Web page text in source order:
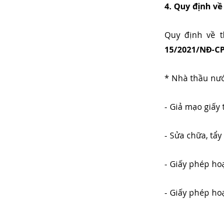
4. Quy định
Quy định về
15/2021/NĐ-CP
* Nhà thầu
- Giả mạo
- Sửa chữa,
- Giấy phép
- Giấy phép